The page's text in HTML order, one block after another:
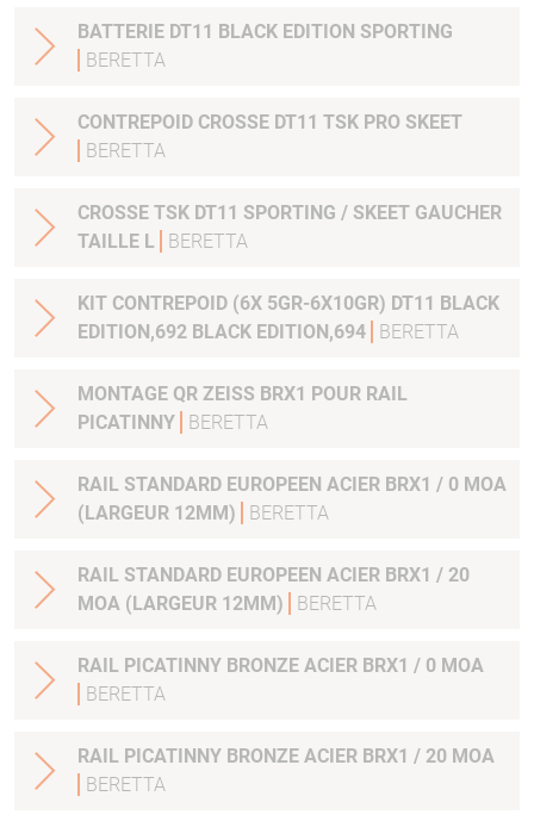
BATTERIE DT11 BLACK EDITION SPORTING
BERETTA
CONTREPOID CROSSE DT11 TSK PRO SKEET
BERETTA
CROSSE TSK DT11 SPORTING / SKEET GAUCHER
TAILLE L
BERETTA
KIT CONTREPOID (6X 5GR-6X10GR) DT11 BLACK
EDITION,692 BLACK EDITION,694
BERETTA
MONTAGE QR ZEISS BRX1 POUR RAIL
PICATINNY
BERETTA
RAIL STANDARD EUROPEEN ACIER BRX1 / 0 MOA
(LARGEUR 12MM)
BERETTA
RAIL STANDARD EUROPEEN ACIER BRX1 / 20
MOA (LARGEUR 12MM)
BERETTA
RAIL PICATINNY BRONZE ACIER BRX1 / 0 MOA
BERETTA
RAIL PICATINNY BRONZE ACIER BRX1 / 20 MOA
BERETTA